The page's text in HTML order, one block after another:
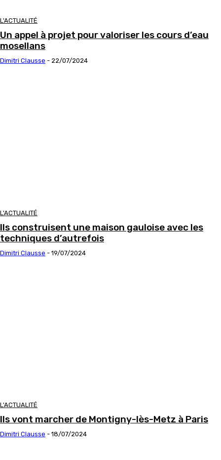
L'ACTUALITÉ
Un appel à projet pour valoriser les cours d’eau
mosellans
Dimitri Clausse - 22/07/2024
L'ACTUALITÉ
Ils construisent une maison gauloise avec les
techniques d’autrefois
Dimitri Clausse - 19/07/2024
L'ACTUALITÉ
Ils vont marcher de Montigny-lès-Metz à Paris
Dimitri Clausse - 18/07/2024